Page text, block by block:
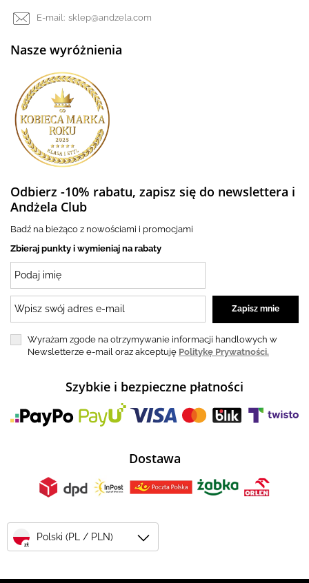
E-mail: sklep@andzela.com
Nasze wyróżnienia
Odbierz -10% rabatu, zapisz się do newslettera i
Andżela Club
Badź na bieżąco z nowościami i promocjami
Zbieraj punkty i wymieniaj na rabaty
Wyrażam zgode na otrzymywanie informacji handlowych w
Newsletterze e-mail oraz akceptuję Politykę Prywatności.
Szybkie i bezpieczne płatności
Dostawa
zł
Polski (PL / PLN)